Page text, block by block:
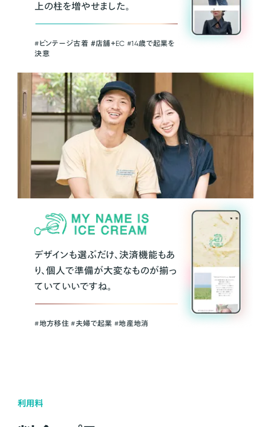
上の柱を増やせました。
#ビンテージ古着 ＃店舗＋EC #14歳で起業を
決意
デザインも選ぶだけ、決済機能もあ
り、個人で準備が大変なものが揃っ
ていていいですね。
#地方移住 #夫婦で起業 #地産地消
利用料